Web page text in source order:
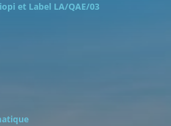
et Label LA/QAE/03